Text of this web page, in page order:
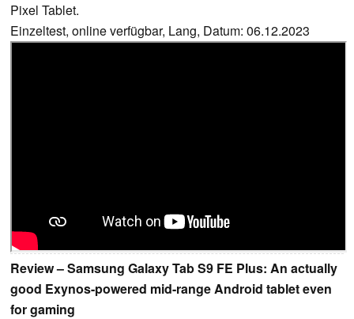
Pixel Tablet.
Einzeltest, online verfügbar, Lang, Datum: 06.12.2023
Review – Samsung Galaxy Tab S9 FE Plus: An actually
good Exynos-powered mid-range Android tablet even
for gaming